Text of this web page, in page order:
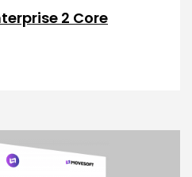
2 Core